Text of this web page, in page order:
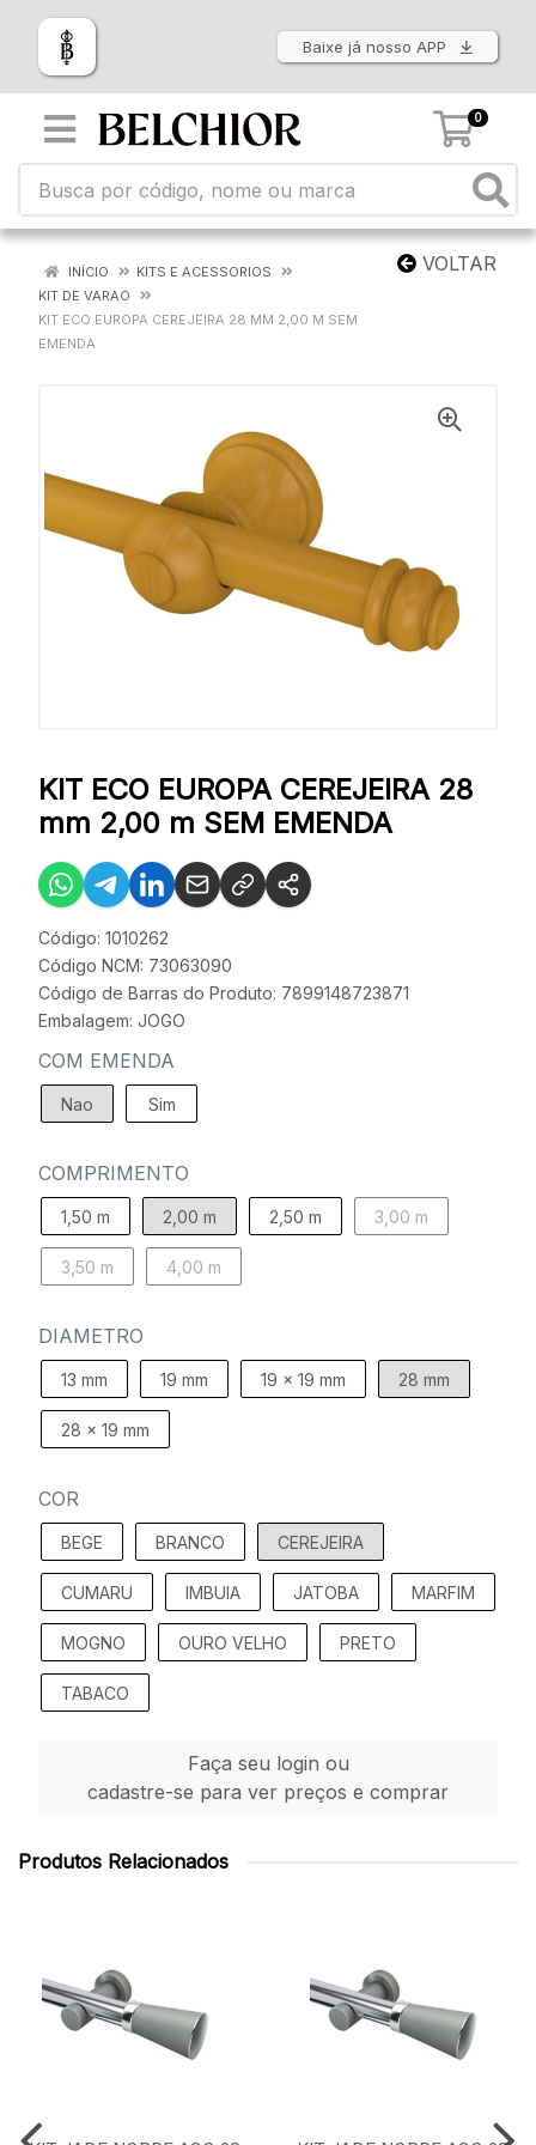
Baixe já nosso APP
0
VOLTAR
INÍCIO
KITS E ACESSORIOS
KIT DE VARAO
KIT ECO EUROPA CEREJEIRA 28 MM 2,00 M SEM
EMENDA
KIT ECO EUROPA CEREJEIRA 28
mm 2,00 m SEM EMENDA
Código: 1010262
Código NCM: 73063090
Código de Barras do Produto: 7899148723871
Embalagem: JOGO
COM EMENDA
Nao Sim
COMPRIMENTO
1,50 m 2,00 m 2,50 m 3,00 m
3,50 m 4,00 m
DIAMETRO
13 mm 19 mm 19 x 19 mm 28 mm
28 x 19 mm
COR
BEGE BRANCO CEREJEIRA
CUMARU IMBUIA JATOBA MARFIM
MOGNO OURO VELHO PRETO
TABACO
Faça seu login ou
cadastre-se para ver preços e comprar
Produtos Relacionados